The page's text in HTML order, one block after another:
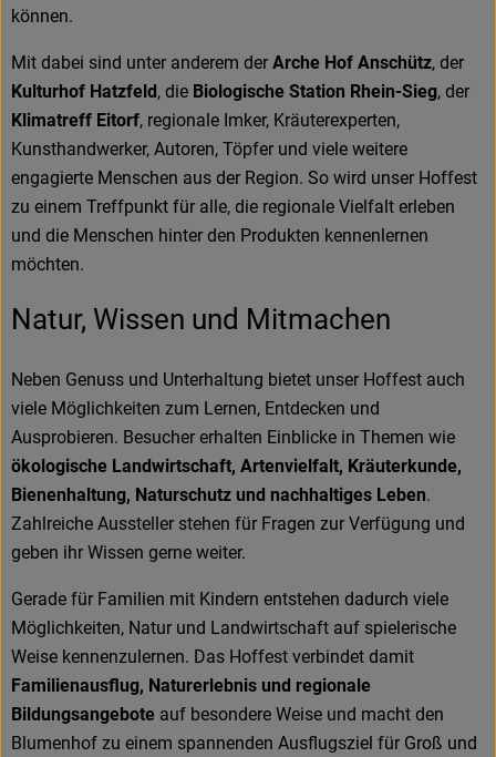
können.
Mit dabei sind unter anderem der Arche Hof Anschütz, der
Kulturhof Hatzfeld , die Biologische Station Rhein-Sieg, der
Klimatreff Eitorf, regionale Imker, Kräuterexperten,
Kunsthandwerker, Autoren, Töpfer und viele weitere
engagierte Menschen aus der Region. So wird unser Hoffest
zu einem Treffpunkt für alle, die regionale Vielfalt erleben
und die Menschen hinter den Produkten kennenlernen
möchten.
Natur, Wissen und Mitmachen
Neben Genuss und Unterhaltung bietet unser Hoffest auch
viele Möglichkeiten zum Lernen, Entdecken und
Ausprobieren. Besucher erhalten Einblicke in Themen wie
ökologische Landwirtschaft, Artenvielfalt, Kräuterkunde,
Bienenhaltung, Naturschutz und nachhaltiges Leben.
Zahlreiche Aussteller stehen für Fragen zur Verfügung und
geben ihr Wissen gerne weiter.
Gerade für Familien mit Kindern entstehen dadurch viele
Möglichkeiten, Natur und Landwirtschaft auf spielerische
Weise kennenzulernen. Das Hoffest verbindet damit
Familienausflug, Naturerlebnis und regionale
Bildungsangebote auf besondere Weise und macht den
Blumenhof zu einem spannenden Ausflugsziel für Groß und